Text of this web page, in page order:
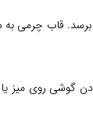
کمی لیز یا سنگین به
قرار دادن گوشی